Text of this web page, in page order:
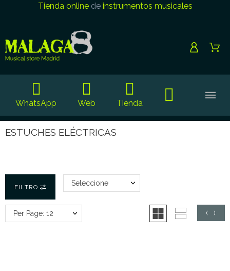
Tienda onlinede instrumentos musicales
WhatsApp Web Tienda
ESTUCHES ELÉCTRICAS
FILTRO Seleccione
( )
Per Page: 12